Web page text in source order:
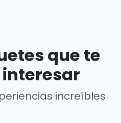
que te
increíbles